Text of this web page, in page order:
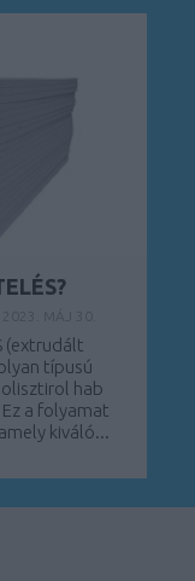
(extrudált
típusú
hab
a folyamat
kiváló...